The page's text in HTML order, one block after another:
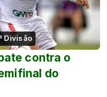
Divisão
contra o
do